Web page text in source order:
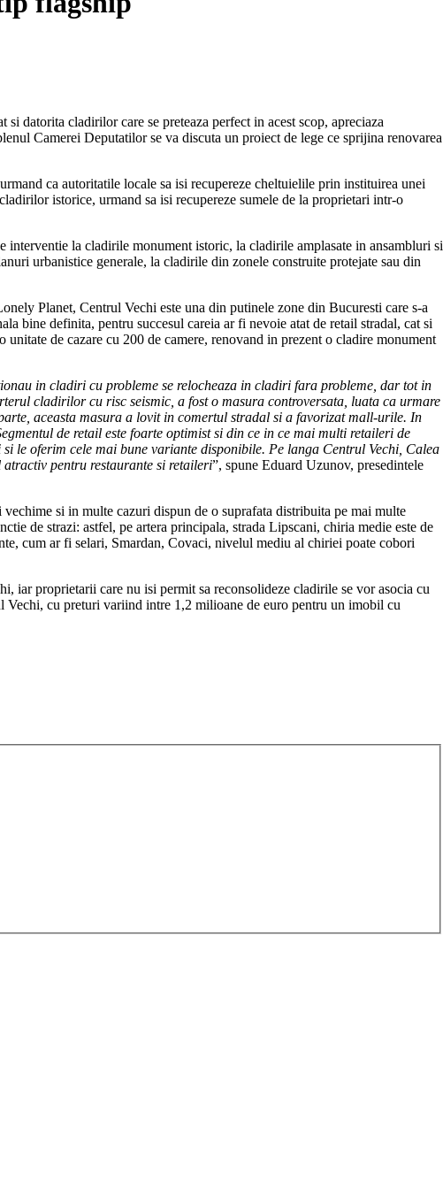
datorita cladirilor care se preteaza perfect in acest scop, apreciaza
Camerei Deputatilor se va discuta un proiect de lege ce sprijina renovarea
ca autoritatile locale sa isi recupereze cheltuielile prin instituirea unei
istorice, urmand sa isi recupereze sumele de la proprietari intr-o
la cladirile monument istoric, la cladirile amplasate in ansambluri si
urbanistice generale, la cladirile din zonele construite protejate sau din
Planet, Centrul Vechi este una din putinele zone din Bucuresti care s-a
bine definita, pentru succesul careia ar fi nevoie atat de retail stradal, cat si
de cazare cu 200 de camere, renovand in prezent o cladire monument
in cladiri cu probleme se relocheaza in cladiri fara probleme, dar tot in
cladirilor cu risc seismic, a fost o masura controversata, luata ca urmare
aceasta masura a lovit in comertul stradal si a favorizat mall-urile. In
de retail este foarte optimist si din ce in ce mai multi retaileri de
le oferim cele mai bune variante disponibile. Pe langa Centrul Vechi, Calea
pentru restaurante si retaileri”, spune Eduard Uzunov, presedintele
si in multe cazuri dispun de o suprafata distribuita pe mai multe
de strazi: astfel, pe artera principala, strada Lipscani, chiria medie este de
cum ar fi selari, Smardan, Covaci, nivelul mediu al chiriei poate cobori
iar proprietarii care nu isi permit sa reconsolideze cladirile se vor asocia cu
cu preturi variind intre 1,2 milioane de euro pentru un imobil cu